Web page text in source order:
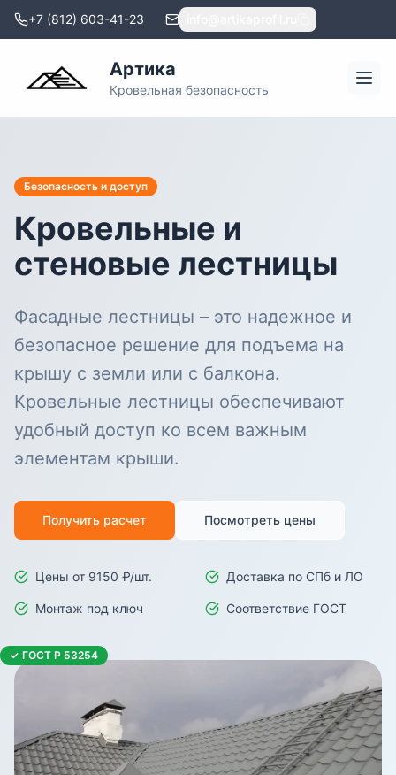
+7 (812) 603-41-23
Артика
Кровельная безопасность
Безопасность и доступ
Кровельные и
стеновые лестницы
Фасадные лестницы – это надежное и
безопасное решение для подъема на
крышу с земли или с балкона.
Кровельные лестницы обеспечивают
удобный доступ ко всем важным
элементам крыши.
Получить расчет Посмотреть цены
Цены от 9150 ₽/шт. Доставка по СПб и ЛО
Монтаж под ключ Соответствие ГОСТ
✓ ГОСТ Р 53254